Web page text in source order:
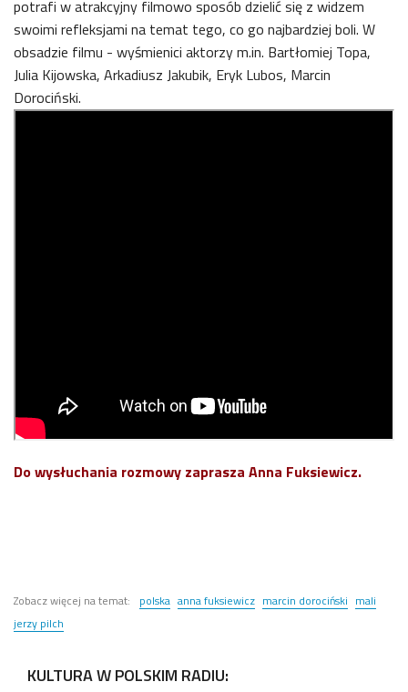
potrafi w atrakcyjny filmowo sposób dzielić się z widzem
swoimi refleksjami na temat tego, co go najbardziej boli. W
obsadzie filmu - wyśmienici aktorzy m.in. Bartłomiej Topa,
Julia Kijowska, Arkadiusz Jakubik, Eryk Lubos, Marcin
Dorociński.
Do wysłuchania rozmowy zaprasza Anna Fuksiewicz.
Zobacz więcej na temat: polska anna fuksiewicz marcin dorociński mali
jerzy pilch
KULTURA W POLSKIM RADIU: